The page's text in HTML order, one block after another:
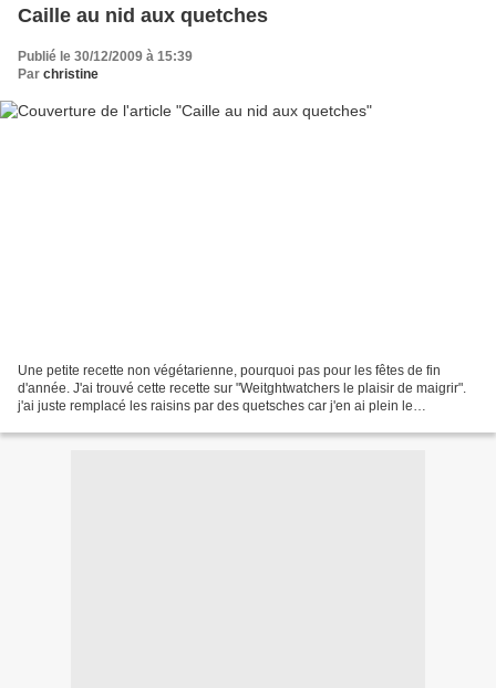
Caille au nid aux quetches
Publié le 30/12/2009 à 15:39
Par christine
Une petite recette non végétarienne, pourquoi pas pour les fêtes de fin
d'année. J'ai trouvé cette recette sur "Weitghtwatchers le plaisir de maigrir".
j'ai juste remplacé les raisins par des quetsches car j'en ai plein le